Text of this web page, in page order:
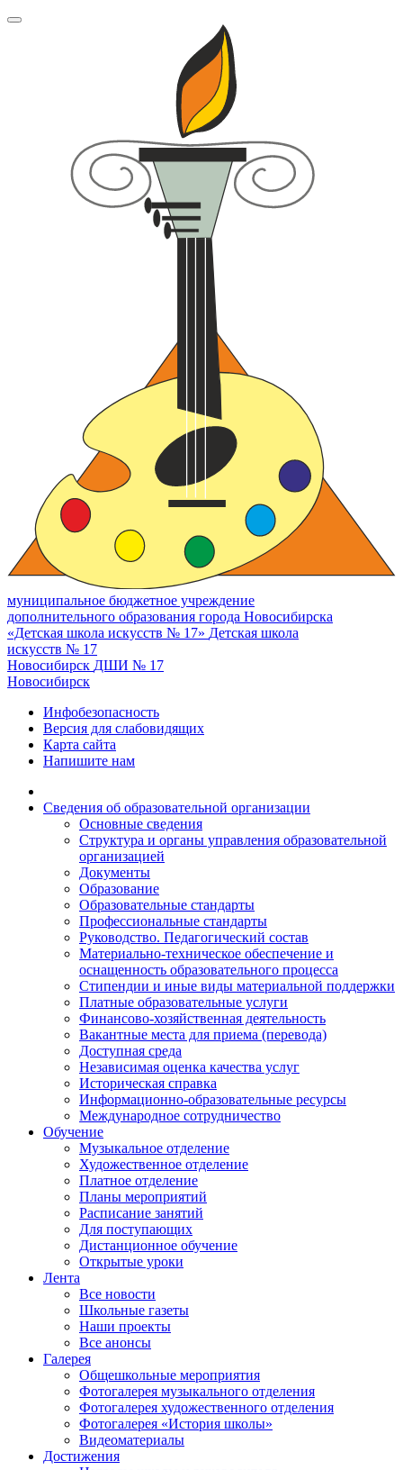
муниципальное бюджетное учреждение
дополнительного образования города Новосибирска
«Детская школа искусств № 17» Детская школа
искусств № 17
Новосибирск ДШИ № 17
Новосибирск
Инфобезопасность
Версия для слабовидящих
Карта сайта
Напишите нам
Сведения об образовательной организации
Основные сведения
Структура и органы управления образовательной
организацией
Документы
Образование
Образовательные стандарты
Профессиональные стандарты
Руководство. Педагогический состав
Материально-техническое обеспечение и
оснащенность образовательного процесса
Стипендии и иные виды материальной поддержки
Платные образовательные услуги
Финансово-хозяйственная деятельность
Вакантные места для приема (перевода)
Доступная среда
Независимая оценка качества услуг
Историческая справка
Информационно-образовательные ресурсы
Международное сотрудничество
Обучение
Музыкальное отделение
Художественное отделение
Платное отделение
Планы мероприятий
Расписание занятий
Для поступающих
Дистанционное обучение
Открытые уроки
Лента
Все новости
Школьные газеты
Наши проекты
Все анонсы
Галерея
Общешкольные мероприятия
Фотогалерея музыкального отделения
Фотогалерея художественного отделения
Фотогалерея «История школы»
Видеоматериалы
Достижения